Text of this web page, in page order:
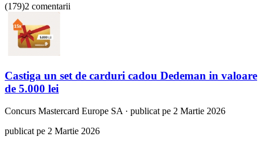
(179)2 comentarii
Castiga un set de carduri cadou Dedeman in valoare
de 5.000 lei
Concurs Mastercard Europe SA · publicat pe 2 Martie 2026
publicat pe 2 Martie 2026